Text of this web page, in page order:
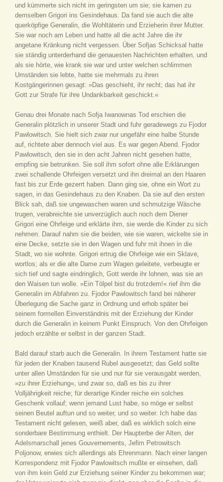
und kümmerte sich nicht im geringsten um sie; sie kamen zu
demselben Grigori ins Gesindehaus. Da fand sie auch die alte
querköpfige Generalin, die Wohltäterin und Erzieherin ihrer Mutter.
Sie war noch am Leben und hatte all die acht Jahre die ihr
angetane Kränkung nicht vergessen. Über Sofjas Schicksal hatte
sie ständig unterderhand die genauesten Nachrichten erhalten, und
als sie hörte, wie krank sie war und unter welchen schlimmen
Umständen sie lebte, hatte sie mehrmals zu ihren
Kostgängerinnen gesagt: »Das geschieht, ihr recht; das hat ihr
Gott zur Strafe für ihre Undankbarkeit geschickt.«
Genau drei Monate nach Sofja Iwanownas Tod erschien die
Generalin plötzlich in unserer Stadt und fuhr geradewegs zu Fjodor
Pawlowitsch. Sie hielt sich zwar nur ungefähr eine halbe Stunde
auf, richtete aber dennoch viel aus. Es war gegen Abend. Fjodor
Pawlowitsch, den sie in den acht Jahren nicht gesehen hatte,
empfing sie betrunken. Sie soll ihm sofort ohne alle Erklärungen
zwei schallende Ohrfeigen versetzt und ihn dreimal an den Haaren
fast bis zur Erde gezerrt haben. Dann ging sie, ohne ein Wort zu
sagen, in das Gesindehaus zu den Knaben. Da sie auf den ersten
Blick sah, daß sie ungewaschen waren und schmutzige Wäsche
trugen, verabreichte sie unverzüglich auch noch dem Diener
Grigori eine Ohrfeige und erklärte ihm, sie werde die Kinder zu sich
nehmen. Darauf nahm sie die beiden, wie sie waren, wickelte sie in
eine Decke, setzte sie in den Wagen und fuhr mit ihnen in die
Stadt, wo sie wohnte. Grigori ertrug die Ohrfeige wie ein Sklave,
wortlos; als er die alte Dame zum Wagen geleitete, verbeugte er
sich tief und sagte eindringlich, Gott werde ihr lohnen, was sie an
den Waisen tun wolle. »Ein Tölpel bist du trotzdem!« rief ihm die
Generalin im Abfahren zu. Fjodor Pawlowitsch fand bei näherer
Überlegung die Sache ganz in Ordnung und erhob später bei
seinem formellen Einverständnis mit der Erziehung der Kinder
durch die Generalin in keinem Punkt Einspruch. Von den Ohrfeigen
jedoch erzählte er selbst in der ganzen Stadt.
Bald darauf starb auch die Generalin. In ihrem Testament hatte sie
für jeden der Knaben tausend Rubel ausgesetzt; das Geld sollte
unter allen Umständen für sie und nur für sie verausgabt werden,
»zu ihrer Erziehung«, und zwar so, daß es bis zu ihrer
Volljährigkeit reiche; für derartige Kinder reiche ein solches
Geschenk vollauf; wenn jemand Lust habe, so möge er selbst
seinen Beutel auftun und so weiter, und so weiter. Ich habe das
Testament nicht gelesen, weiß aber, daß es wirklich solch eine
sonderbare Bestimmung enthielt. Der Haupterbe der Alten, der
Adelsmarschall jenes Gouvernements, Jefim Petrowitsch
Poljonow, erwies sich allerdings als Ehrenmann. Nach einer langen
Korrespondenz mit Fjodor Pawlowitsch mußte er einsehen, daß
von ihm kein Geld zur Erziehung seiner Kinder zu bekommen war;